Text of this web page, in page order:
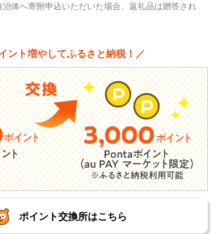
体へ寄附申込いただいた場合、返礼品は贈答され
ント増やしてふるさと納税！／
ポイント交換所はこちら